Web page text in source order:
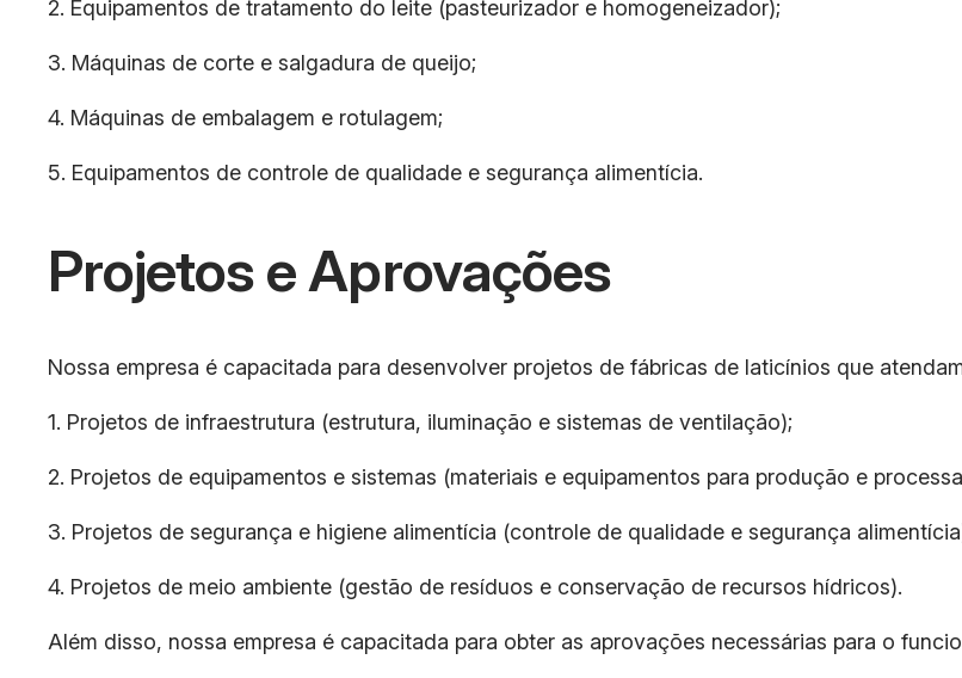
2. Equipamentos de tratamento do leite (pasteurizador e homogeneizador);
3. Máquinas de corte e salgadura de queijo;
4. Máquinas de embalagem e rotulagem;
5. Equipamentos de controle de qualidade e segurança alimentícia.
Projetos e Aprovações
Nossa empresa é capacitada para desenvolver projetos de fábricas de laticínios que
1. Projetos de infraestrutura (estrutura, iluminação e sistemas de ventilação);
2. Projetos de equipamentos e sistemas (materiais e equipamentos para produção e
3. Projetos de segurança e higiene alimentícia (controle de qualidade e segurança
4. Projetos de meio ambiente (gestão de resíduos e conservação de recursos hídricos).
Além disso, nossa empresa é capacitada para obter as aprovações necessárias para o